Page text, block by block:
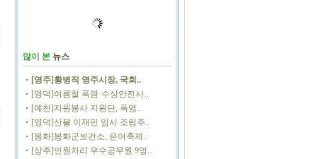
많이 본 뉴스
[영주]황병직 영주시장, 국회..
[영덕]여름철 폭염·수상안전사..
[예천]자원봉사 지원단, 폭염..
[영덕]산불 이재민 임시 조립주..
[봉화]봉화군보건소, 은어축제..
[상주]민원처리 우수공무원 9명..